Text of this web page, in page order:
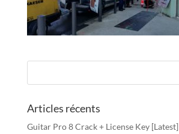
Articles récents
Guitar Pro 8 Crack + License Key [Latest]